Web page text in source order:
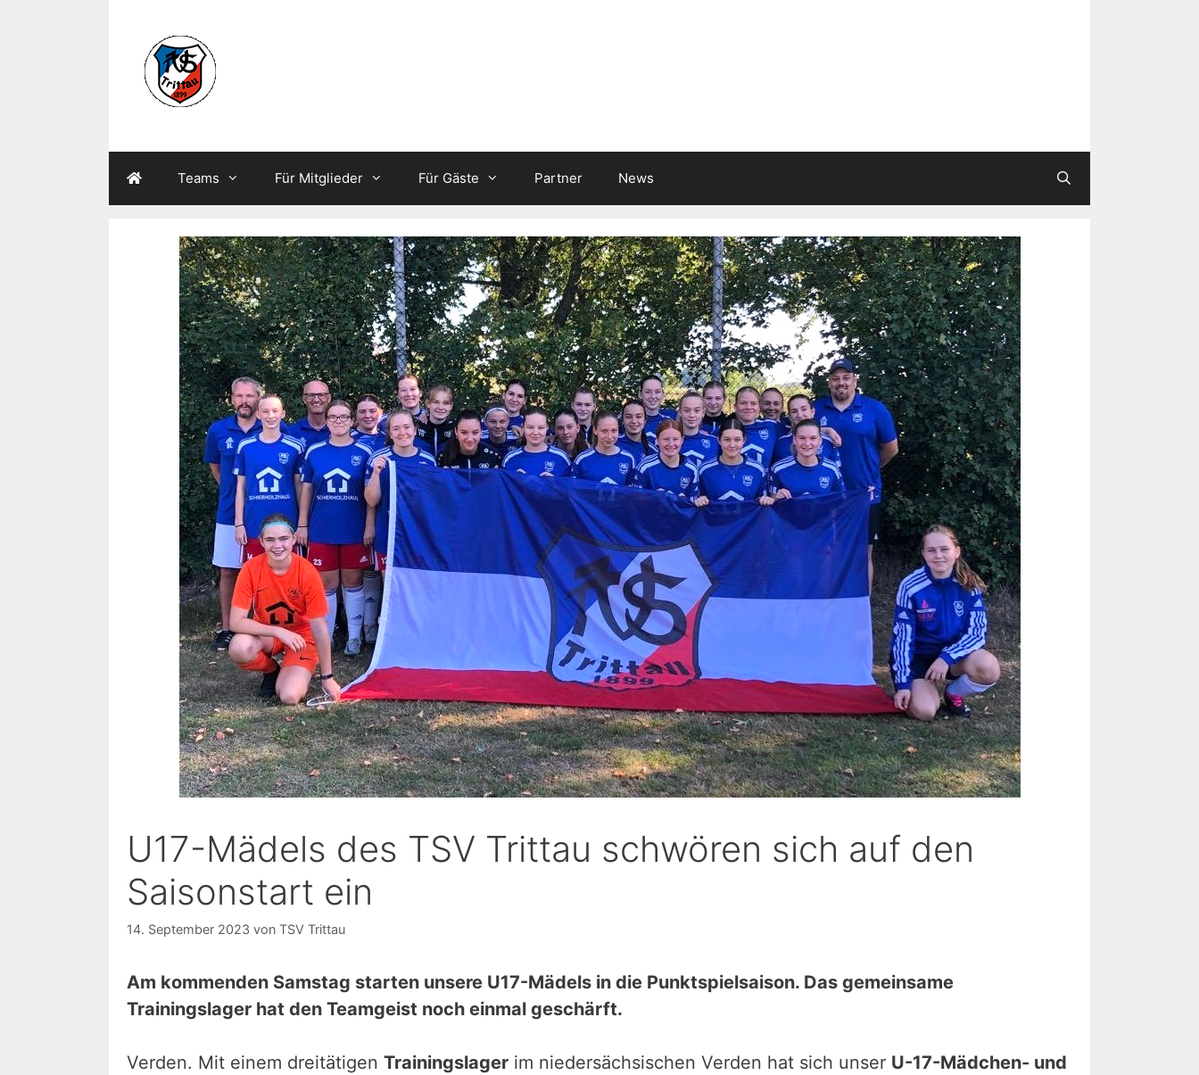
Teams Für Mitglieder Für Gäste Partner News
U17-Mädels des TSV Trittau schwören sich auf den
Saisonstart ein
14. September 2023 von TSV Trittau
Am kommenden Samstag starten unsere U17-Mädels in die Punktspielsaison. Das gemeinsame
Trainingslager hat den Teamgeist noch einmal geschärft.
Verden. Mit einem dreitätigen Trainingslager im niedersächsischen Verden hat sich unser U-17-Mädchen- und